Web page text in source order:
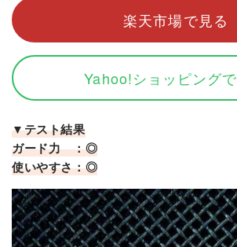
楽天市場で見る
Yahoo!ショッピング
▼テスト結果
ガード力 ：◎
使いやすさ：◎